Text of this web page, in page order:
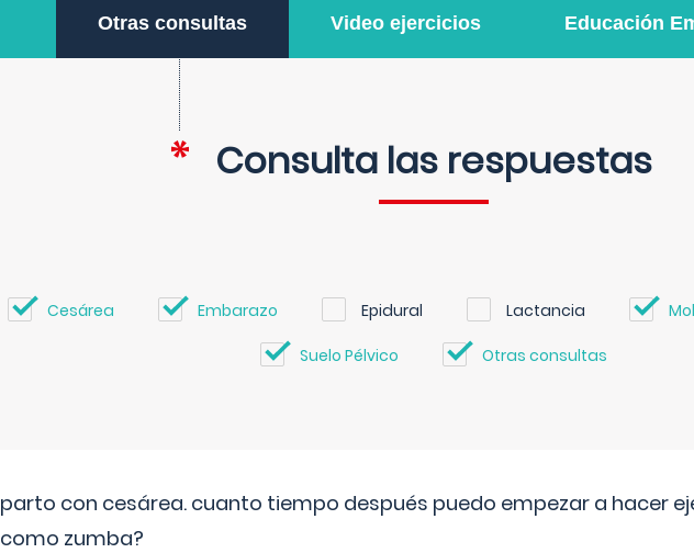
Otras consultas Video ejercicios Educación
Consulta las respuestas
Cesárea Embarazo Epidural Lactancia
Suelo Pélvico Otras consultas
parto con cesárea. cuanto tiempo después puedo empezar a hacer
como zumba?